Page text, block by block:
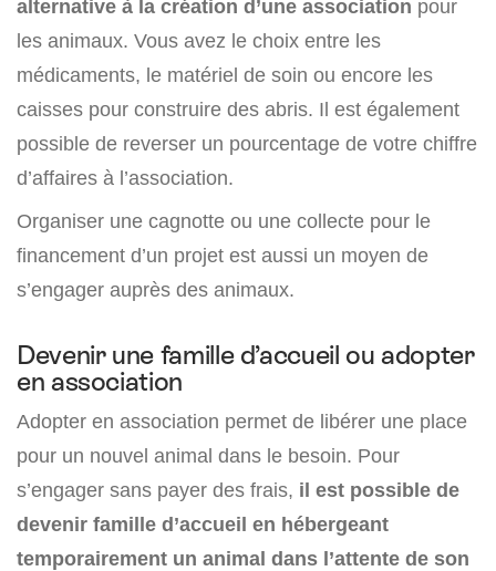
alternative à la création d’une association pour
les animaux. Vous avez le choix entre les
médicaments, le matériel de soin ou encore les
caisses pour construire des abris. Il est également
possible de reverser un pourcentage de votre chiffre
d’affaires à l’association.
Organiser une cagnotte ou une collecte pour le
financement d’un projet est aussi un moyen de
s’engager auprès des animaux.
Devenir une famille d’accueil ou adopter
en association
Adopter en association permet de libérer une place
pour un nouvel animal dans le besoin. Pour
s’engager sans payer des frais, il est possible de
devenir famille d’accueil en hébergeant
temporairement un animal dans l’attente de son